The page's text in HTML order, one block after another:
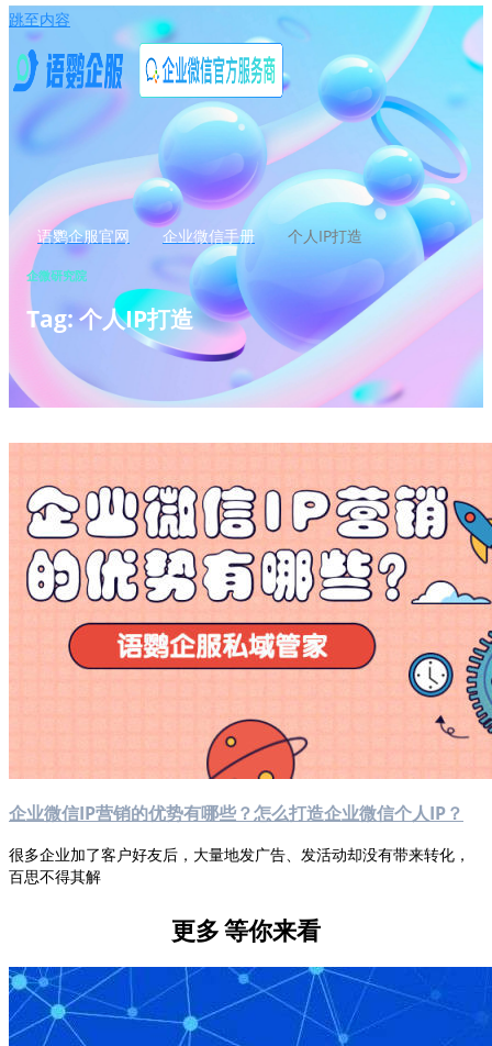
跳至内容
语鹦企服官网 企业微信手册 个人IP打造
企微研究院
Tag: 个人IP打造
企业微信IP营销的优势有哪些？怎么打造企业微信个人IP？
很多企业加了客户好友后，大量地发广告、发活动却没有带来转化，
百思不得其解
更多等你来看